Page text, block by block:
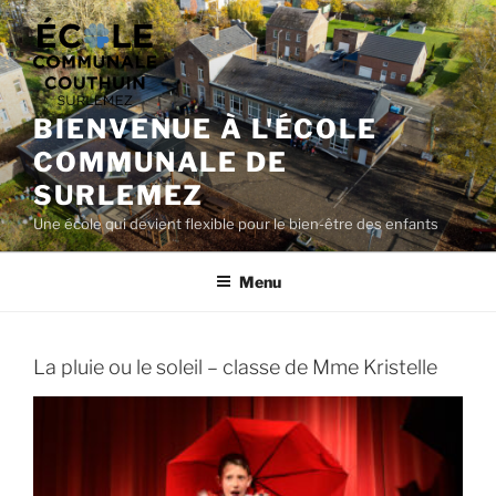
Aller
au
contenu
principal
BIENVENUE À L'ÉCOLE
COMMUNALE DE
SURLEMEZ
Une école qui devient flexible pour le bien-être des enfants
Menu
La pluie ou le soleil – classe de Mme Kristelle